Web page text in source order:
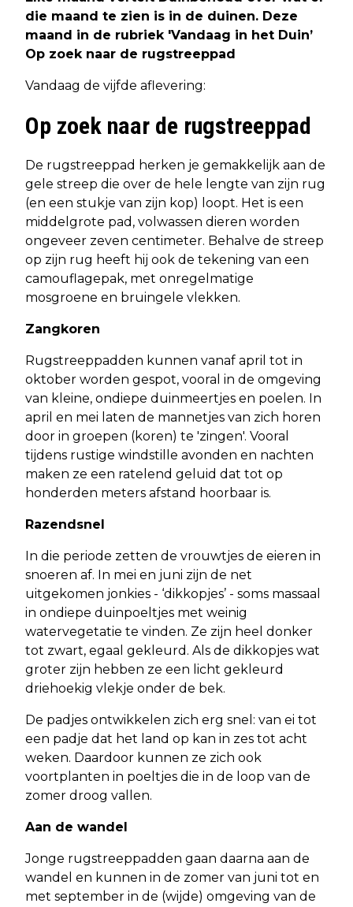
die maand te zien is in de duinen. Deze
maand in de rubriek 'Vandaag in het Duin’
Op zoek naar de rugstreeppad
Vandaag de vijfde aflevering:
Op zoek naar de rugstreeppad
De rugstreeppad herken je gemakkelijk aan de
gele streep die over de hele lengte van zijn rug
(en een stukje van zijn kop) loopt. Het is een
middelgrote pad, volwassen dieren worden
ongeveer zeven centimeter. Behalve de streep
op zijn rug heeft hij ook de tekening van een
camouflagepak, met onregelmatige
mosgroene en bruingele vlekken.
Zangkoren
Rugstreeppadden kunnen vanaf april tot in
oktober worden gespot, vooral in de omgeving
van kleine, ondiepe duinmeertjes en poelen. In
april en mei laten de mannetjes van zich horen
door in groepen (koren) te 'zingen'. Vooral
tijdens rustige windstille avonden en nachten
maken ze een ratelend geluid dat tot op
honderden meters afstand hoorbaar is.
Razendsnel
In die periode zetten de vrouwtjes de eieren in
snoeren af. In mei en juni zijn de net
uitgekomen jonkies - ‘dikkopjes’ - soms massaal
in ondiepe duinpoeltjes met weinig
watervegetatie te vinden. Ze zijn heel donker
tot zwart, egaal gekleurd. Als de dikkopjes wat
groter zijn hebben ze een licht gekleurd
driehoekig vlekje onder de bek.
De padjes ontwikkelen zich erg snel: van ei tot
een padje dat het land op kan in zes tot acht
weken. Daardoor kunnen ze zich ook
voortplanten in poeltjes die in de loop van de
zomer droog vallen.
Aan de wandel
Jonge rugstreeppadden gaan daarna aan de
wandel en kunnen in de zomer van juni tot en
met september in de (wijde) omgeving van de